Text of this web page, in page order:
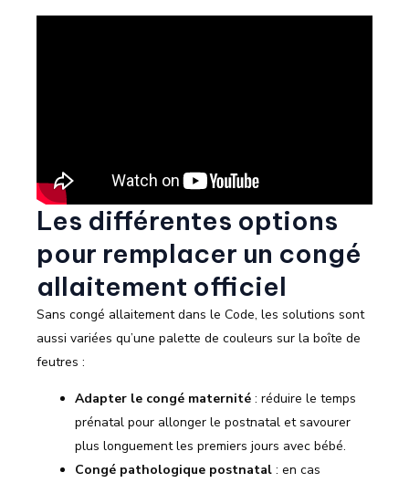
Les différentes options
pour remplacer un congé
allaitement officiel
Sans congé allaitement dans le Code, les solutions sont
aussi variées qu’une palette de couleurs sur la boîte de
feutres :
Adapter le congé maternité : réduire le temps
prénatal pour allonger le postnatal et savourer
plus longuement les premiers jours avec bébé.
Congé pathologique postnatal : en cas